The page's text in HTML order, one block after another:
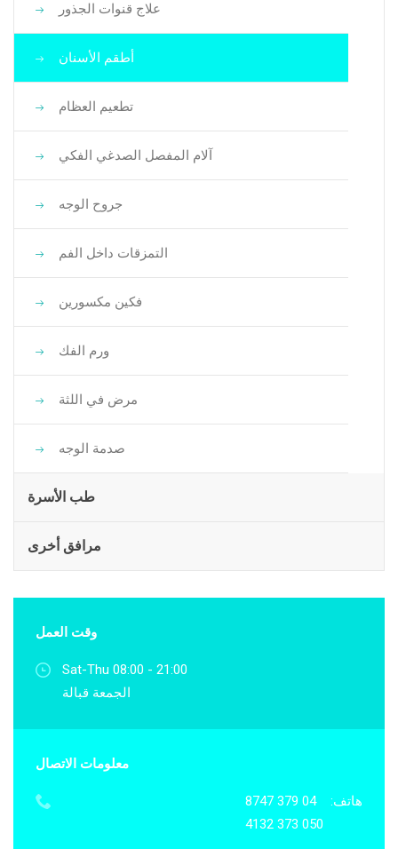
علاج قنوات الجذور
أطقم الأسنان
تطعيم العظام
آلام المفصل الصدغي الفكي
جروح الوجه
التمزقات داخل الفم
فكين مكسورين
ورم الفك
مرض في اللثة
صدمة الوجه
طب الأسرة
مرافق أخرى
وقت العمل
Sat-Thu 08:00 - 21:00
الجمعة قبالة
معلومات الاتصال
هاتف:
04 379 8747
050 373 4132